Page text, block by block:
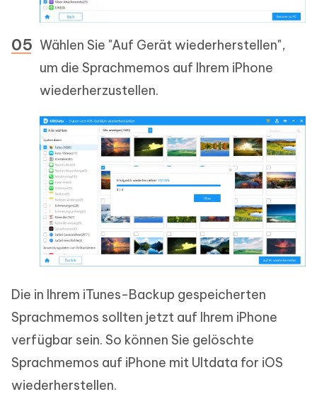
Wählen Sie "Auf Gerät wiederherstellen",
um die Sprachmemos auf Ihrem iPhone
wiederherzustellen.
Die in Ihrem iTunes-Backup gespeicherten
Sprachmemos sollten jetzt auf Ihrem iPhone
verfügbar sein. So können Sie gelöschte
Sprachmemos auf iPhone mit Ultdata for iOS
wiederherstellen.